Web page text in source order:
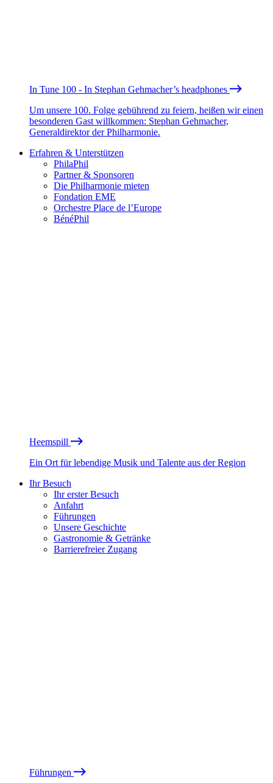
In Tune 100 - In Stephan Gehmacher’s headphones
Um unsere 100. Folge gebührend zu feiern, heißen wir einen
besonderen Gast willkommen: Stephan Gehmacher,
Generaldirektor der Philharmonie.
Erfahren & Unterstützen
PhilaPhil
Partner & Sponsoren
Die Philharmonie mieten
Fondation EME
Orchestre Place de l’Europe
BénéPhil
Heemspill
Ein Ort für lebendige Musik und Talente aus der Region
Ihr Besuch
Ihr erster Besuch
Anfahrt
Führungen
Unsere Geschichte
Gastronomie & Getränke
Barrierefreier Zugang
Führungen